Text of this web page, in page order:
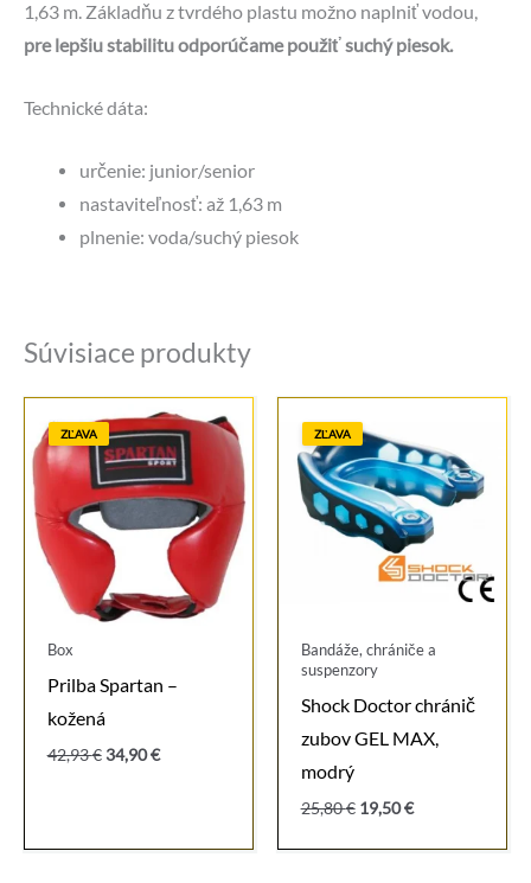
1,63 m. Základňu z tvrdého plastu možno naplniť vodou,
pre lepšiu stabilitu odporúčame použiť suchý piesok.
Technické dáta:
určenie: junior/senior
nastaviteľnosť: až 1,63 m
plnenie: voda/suchý piesok
Súvisiace produkty
ZĽAVA
Box
Prilba Spartan –
kožená
42,93€ Pôvodná
34,90€Aktuálna
ZĽAVA
Bandáže, chrániče a
suspenzory
Shock Doctor chránič
zubov GEL MAX,
modrý
25,80€ Pôvodná
bola:
19,50€Aktuálna
je: